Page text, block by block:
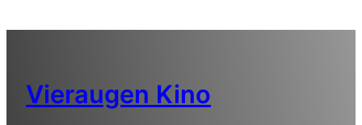
Vieraugen Kino